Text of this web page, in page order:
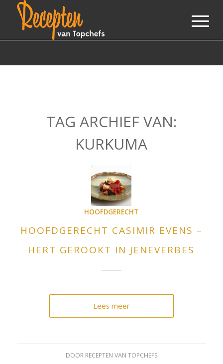
TAG ARCHIEF VAN:
KURKUMA
HOOFDGERECHT
HOOFDGERECHT CASIMIR EVENS –
HERT GEROOKT IN JENEVERBES
Lees meer
DOOR RECEPTEN VAN TOPCHEFS